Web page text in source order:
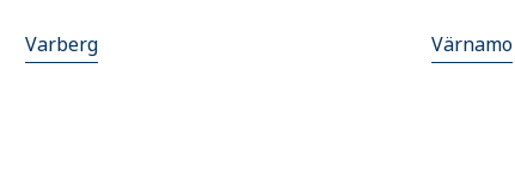
Varberg Värnamo